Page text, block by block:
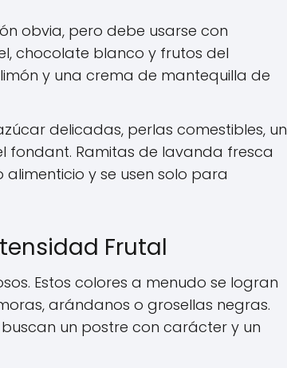
obvia, pero debe usarse con
chocolate blanco y frutos del
y una crema de mantequilla de
delicadas, perlas comestibles, un
fondant. Ramitas de lavanda fresca
y se usen solo para
Frutal
Estos colores a menudo se logran
arándanos o grosellas negras.
un postre con carácter y un